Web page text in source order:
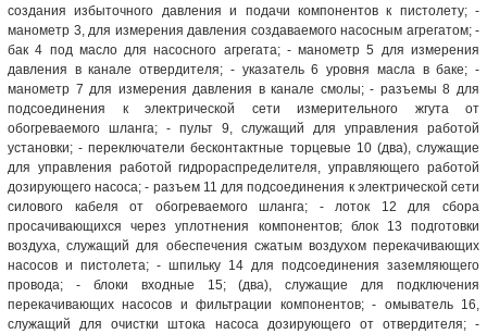
создания избыточного давления и подачи компонентов к пистолету; -
манометр 3, для измерения давления создаваемого насосным агрегатом; -
бак 4 под масло для насосного агрегата; - манометр 5 для измерения
давления в канале отвердителя; - указатель 6 уровня масла в баке; -
манометр 7 для измерения давления в канале смолы; - разъемы 8 для
подсоединения к электрической сети измерительного жгута от
обогреваемого шланга; - пульт 9, служащий для управления работой
установки; - переключатели бесконтактные торцевые 10 (два), служащие
для управления работой гидрораспределителя, управляющего работой
дозирующего насоса; - разъем 11 для подсоединения к электрической сети
силового кабеля от обогреваемого шланга; - лоток 12 для сбора
просачивающихся через уплотнения компонентов; блок 13 подготовки
воздуха, служащий для обеспечения сжатым воздухом перекачивающих
насосов и пистолета; - шпильку 14 для подсоединения заземляющего
провода; - блоки входные 15; (два), служащие для подключения
перекачивающих насосов и фильтрации компонентов; - омыватель 16,
служащий для очистки штока насоса дозирующего от отвердителя; -